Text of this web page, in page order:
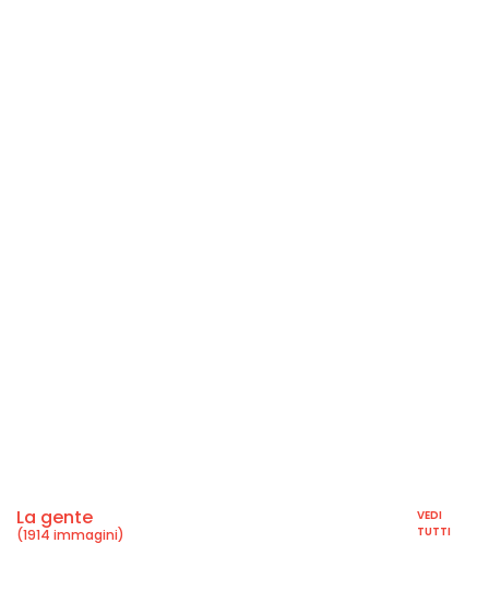
La gente
(1914 immagini)
VEDI
TUTTI